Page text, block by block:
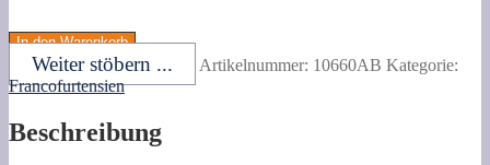
Georg
Eduard.
Die
Melanchthons-
Luthersherbergen
In den Warenkorb
Weiter stöbern ... Artikelnummer: 10660AB Kategorie:
Francofurtensien
Beschreibung